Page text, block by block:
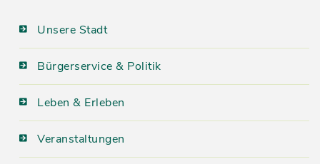
Unsere Stadt
Bürgerservice & Politik
Leben & Erleben
Veranstaltungen